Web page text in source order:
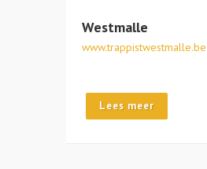
Westmalle
www.trappistwestmalle.be
Lees meer